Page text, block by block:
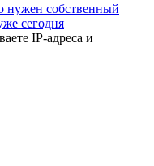
нужен собственный
сегодня
IP-адреса и